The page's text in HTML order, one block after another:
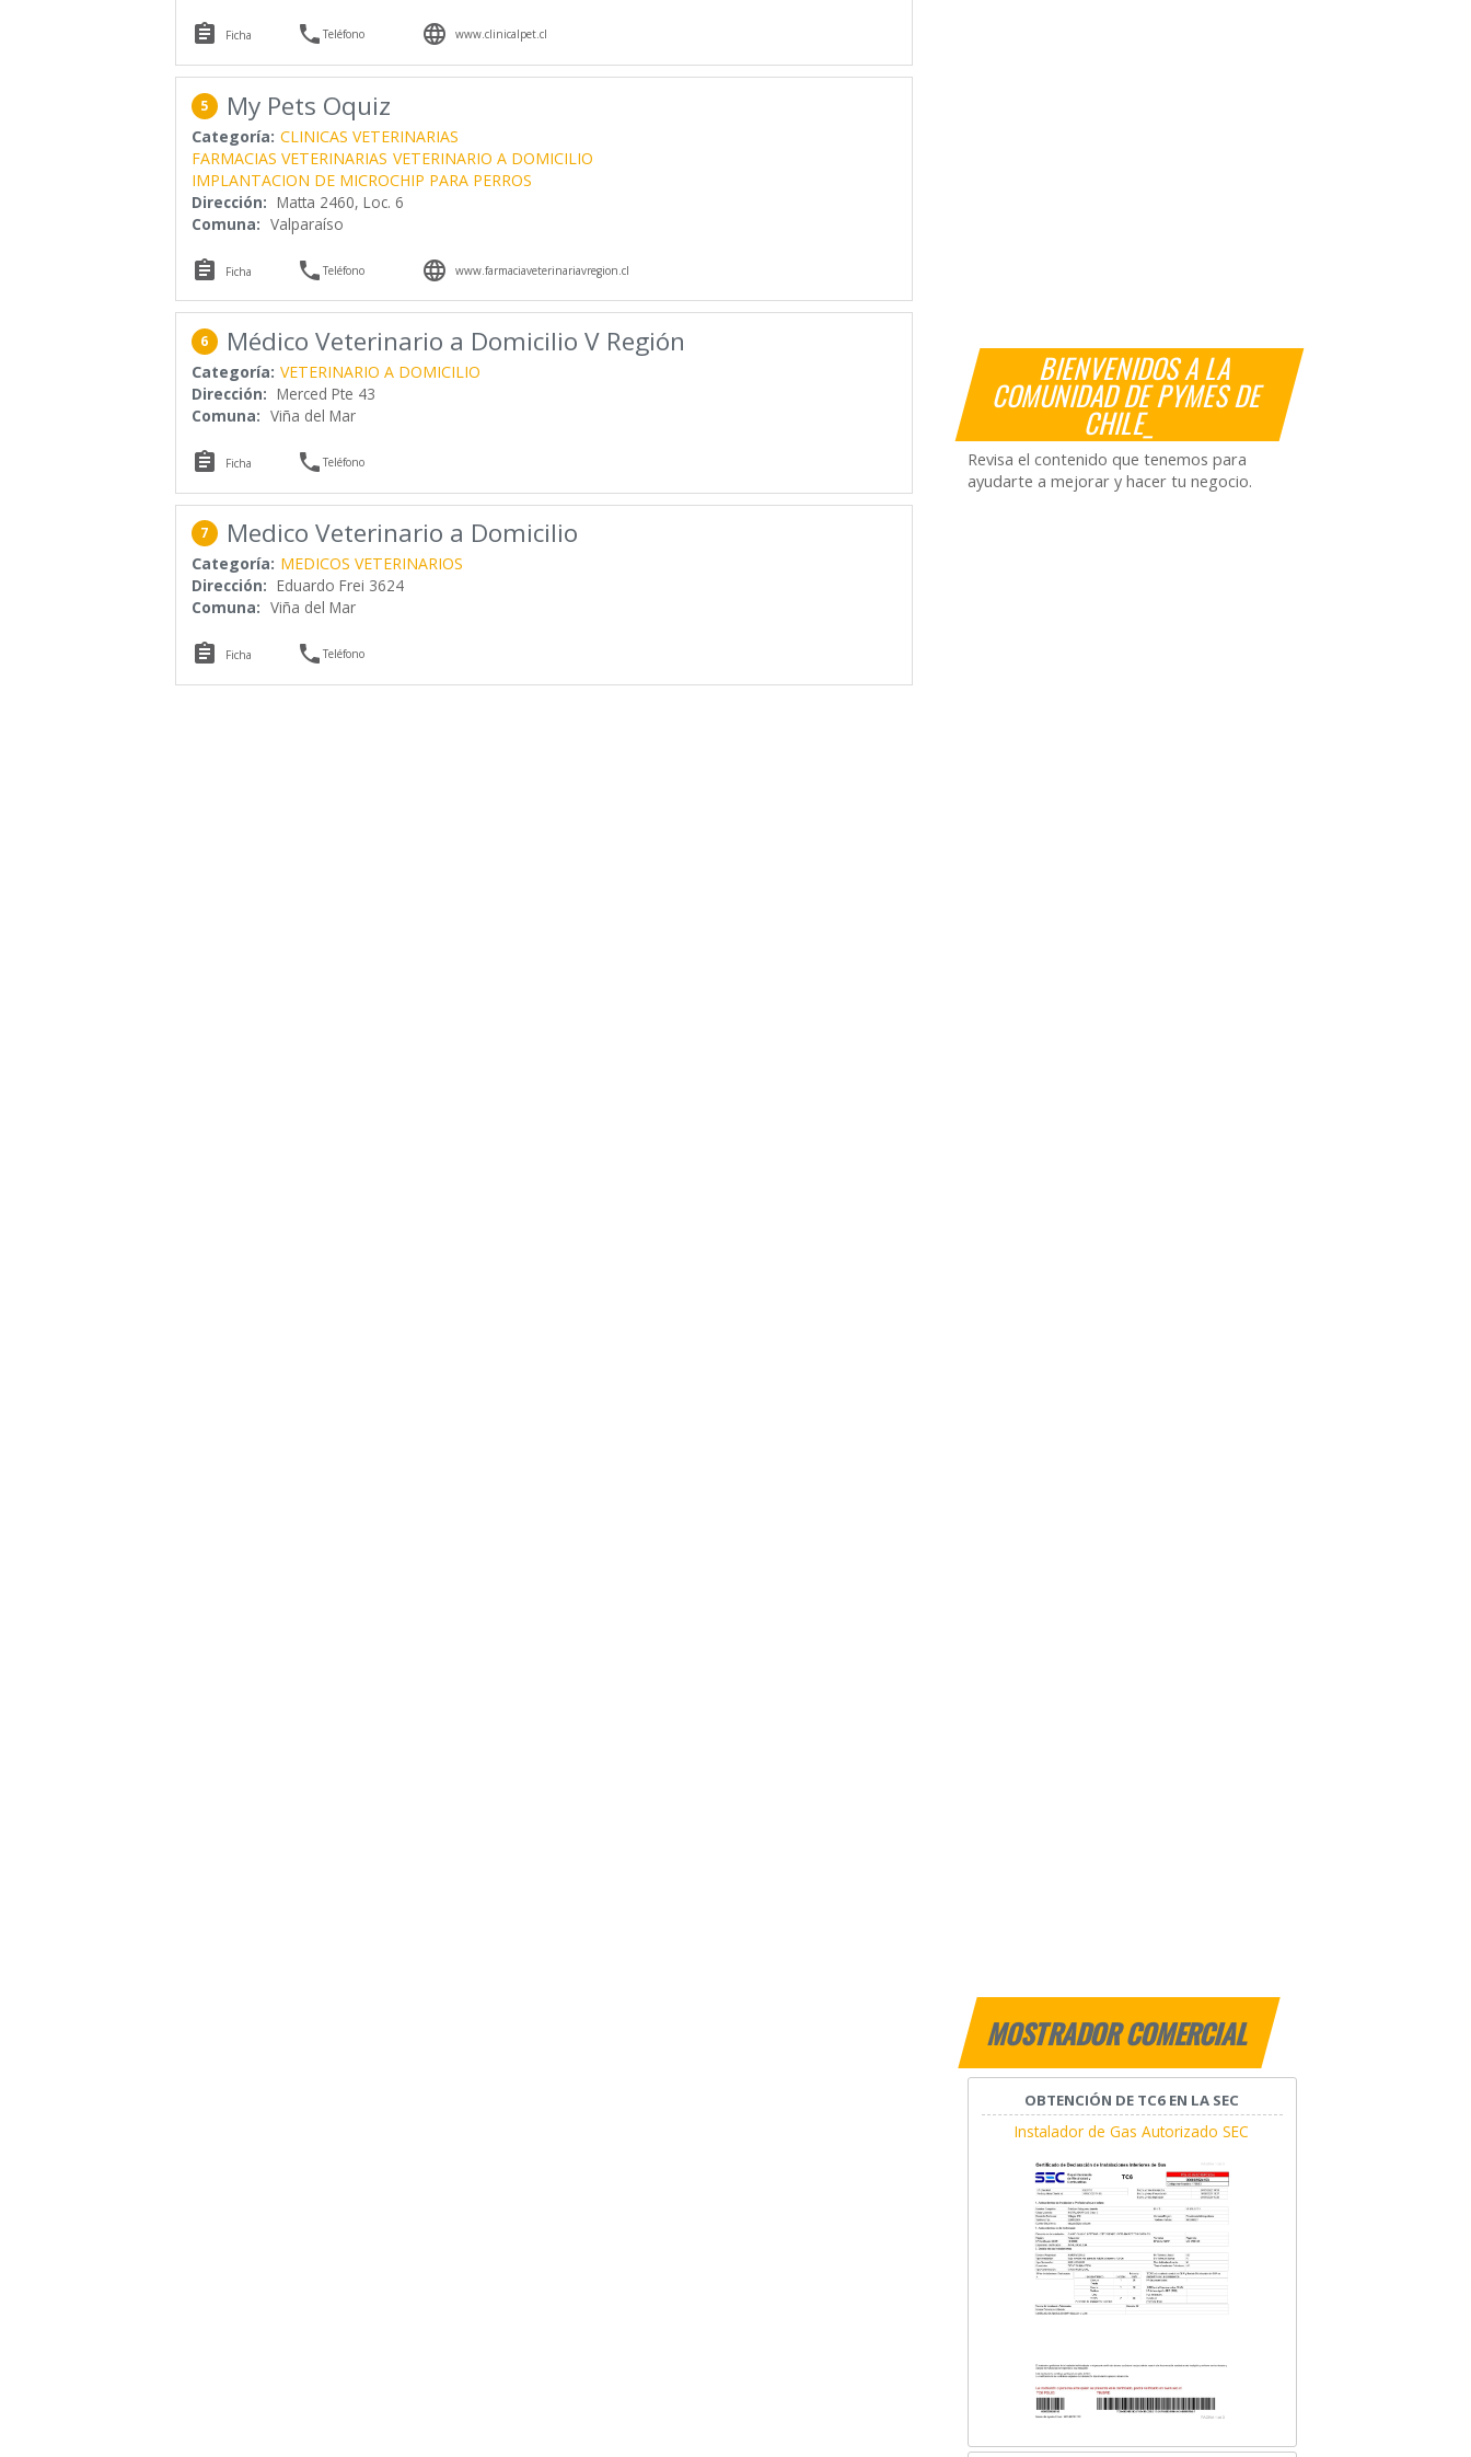
BIENVENIDOS A LA
COMUNIDAD DE PYMES DE
CHILE_
Revisa el contenido que tenemos para
ayudarte a mejorar y hacer tu negocio.
MOSTRADOR COMERCIAL
OBTENCIÓN DE TC6 EN LA SEC
Instalador de Gas Autorizado SEC
 Ficha Teléfono  www.clinicalpet.cl
5 My Pets Oquiz
Categoría: CLINICAS VETERINARIAS
FARMACIAS VETERINARIAS VETERINARIO A DOMICILIO
IMPLANTACION DE MICROCHIP PARA PERROS
Dirección: Matta 2460, Loc. 6
Comuna: Valparaíso
 Ficha Teléfono  www.farmaciaveterinariavregion.cl
6 Médico Veterinario a Domicilio V Región
Categoría: VETERINARIO A DOMICILIO
Dirección: Merced Pte 43
Comuna: Viña del Mar
 Ficha Teléfono
7 Medico Veterinario a Domicilio
Categoría: MEDICOS VETERINARIOS
Dirección: Eduardo Frei 3624
Comuna: Viña del Mar
 Ficha Teléfono